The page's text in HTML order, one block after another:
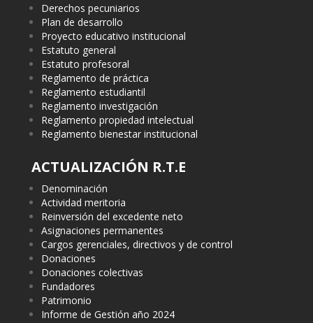
Derechos pecuniarios
Plan de desarrollo
Proyecto educativo institucional
Estatuto general
Estatuto profesoral
Reglamento de práctica
Reglamento estudiantil
Reglamento investigación
Reglamento propiedad intelectual
Reglamento bienestar institucional
ACTUALIZACIÓN R.T.E
Denominación
Actividad meritoria
Reinversión del excedente neto
Asignaciones permanentes
Cargos gerenciales, directivos y de control
Donaciones
Donaciones colectivas
Fundadores
Patrimonio
Informe de Gestión año 2024